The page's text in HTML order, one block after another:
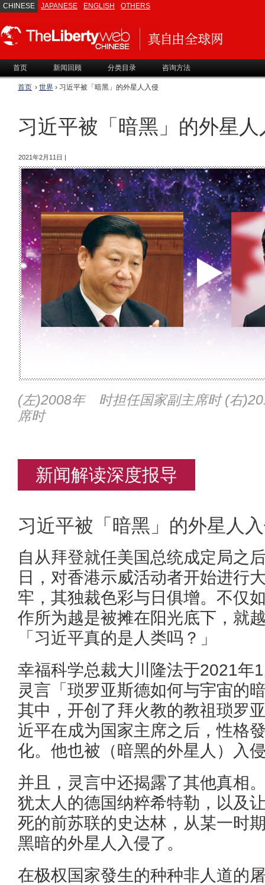
CHINESE JAPANESE ENGLISH OTHERS
首页 新闻回顾 分类目录 咨询方法
首页 › 世界 › 习近平被「暗黑」的外星人入侵
习近平被「暗黑」的外星人
2021年2月11日 |
(左)2008年 时担任国家副主席时 (右
席时
新闻解读深度报导
习近平被「暗黑」的外星人
自从拜登就任美国总统成定局之
日，对香港示威活动者开始进行
牢，其独裁色彩与日俱增。不仅
作所为越是被摊在阳光底下，就
「习近平真的是人类吗？」
幸福科学总裁大川隆法于2021年
灵言「琐罗亚斯德如何与宇宙的
其中，开创了拜火教的教祖琐罗
近平在成为国家主席之后，性格
化。他也被（暗黑的外星人）入
并且，灵言中还揭露了其他真相
犹太人的德国纳粹希特勒，以及
死的前苏联的史达林，从某一时
黑暗的外星人入侵了。
在极权国家發生的种种非人道的